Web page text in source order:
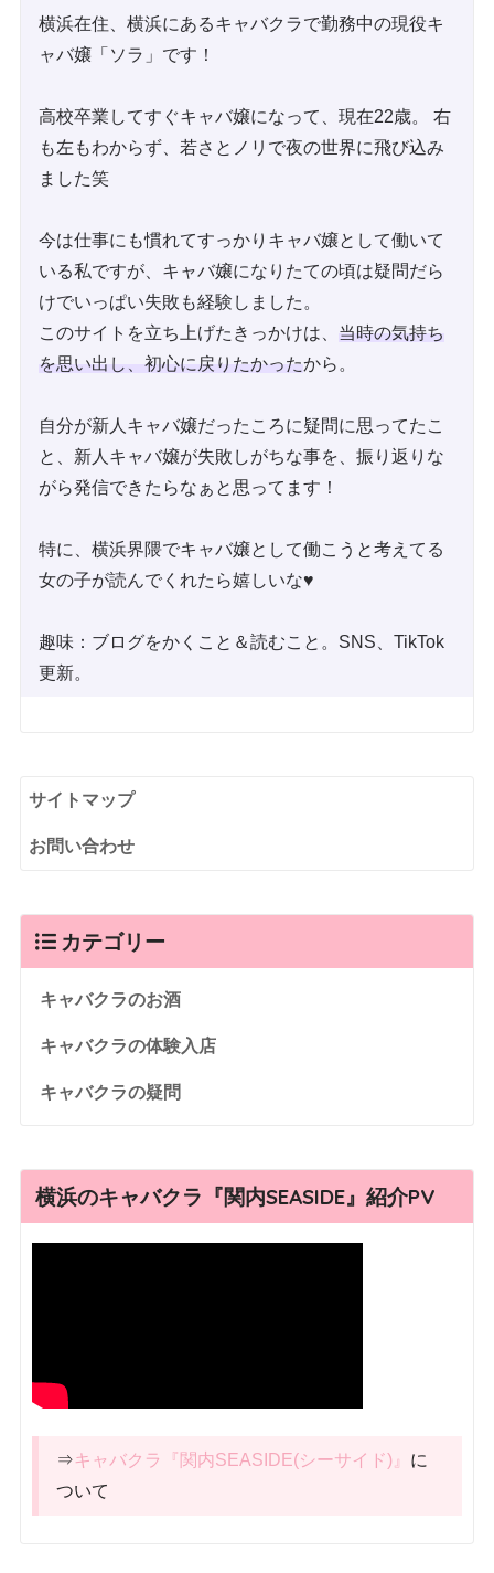
横浜在住、横浜にあるキャバクラで勤務中の現役キ
ャバ嬢「ソラ」です！
高校卒業してすぐキャバ嬢になって、現在22歳。 右
も左もわからず、若さとノリで夜の世界に飛び込み
ました笑
今は仕事にも慣れてすっかりキャバ嬢として働いて
いる私ですが、キャバ嬢になりたての頃は疑問だら
けでいっぱい失敗も経験しました。
このサイトを立ち上げたきっかけは、 当時の気持ち
を思い出し、初心に戻りたかったから。
自分が新人キャバ嬢だったころに疑問に思ってたこ
と、新人キャバ嬢が失敗しがちな事を、振り返りな
がら発信できたらなぁと思ってます！
特に、横浜界隈でキャバ嬢として働こうと考えてる
女の子が読んでくれたら嬉しいな♥
趣味：ブログをかくこと＆読むこと。SNS、TikTok
更新。
サイトマップ
お問い合わせ
カテゴリー
キャバクラのお酒
キャバクラの体験入店
キャバクラの疑問
横浜のキャバクラ『関内SEASIDE』紹介PV
⇒キャバクラ『関内SEASIDE(シーサイド)』 に
ついて